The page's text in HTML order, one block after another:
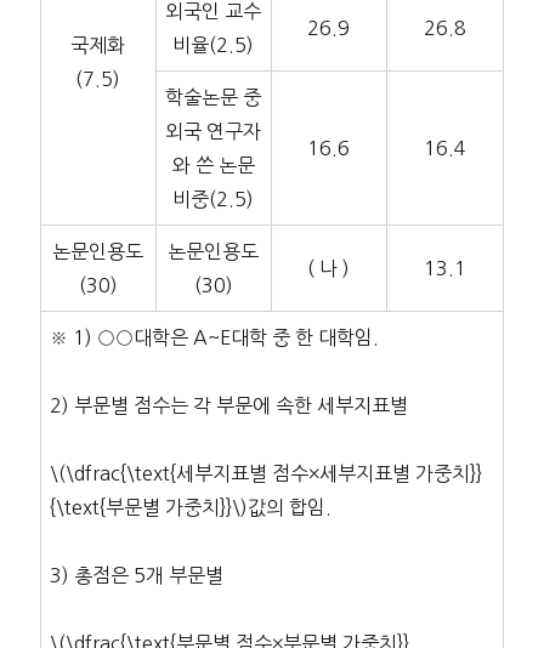
국제화
(7.5)
외국인 교수
비율(2.5)
26.9 26.8
학술논문 중
외국 연구자
와 쓴 논문
비중(2.5)
16.6 16.4
논문인용도
(30)
논문인용도
(30)
( 나 ) 13.1
※ 1) ○○대학은 A~E대학 중 한 대학임.
2) 부문별 점수는 각 부문에 속한 세부지표별
\(\dfrac{\text{세부지표별 점수×세부지표별 가중치}}
{\text{부문별 가중치}}\)값의 합임.
3) 총점은 5개 부문별
\(\dfrac{\text{부문별 점수×부문별 가중치}}